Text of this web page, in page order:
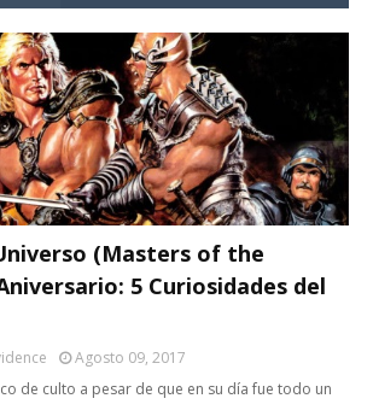
(Masters of the
5 Curiosidades del
Agosto 09, 2017
de culto a pesar de que en su día fue todo un